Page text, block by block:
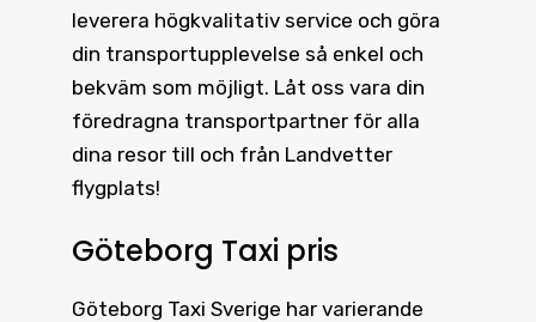
leverera högkvalitativ service och göra
din transportupplevelse så enkel och
bekväm som möjligt. Låt oss vara din
föredragna transportpartner för alla
dina resor till och från Landvetter
flygplats!
Göteborg Taxi pris
Göteborg Taxi Sverige har varierande